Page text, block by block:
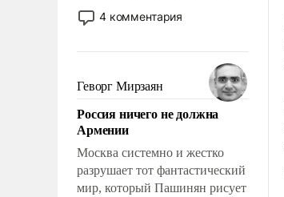
США потребуется более трех
лет. Даже небольшая война с
Сложившаяся ситуация
означает многолетний период
уязвимости США, например,
перед Китаем.
4 комментария
Геворг Мирзаян
Россия ничего не должна
Армении
Москва системно и жестко
разрушает тот фантастический
мир, который Пашинян рисует